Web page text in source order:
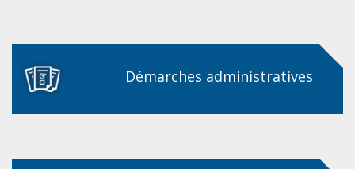
Démarches administratives